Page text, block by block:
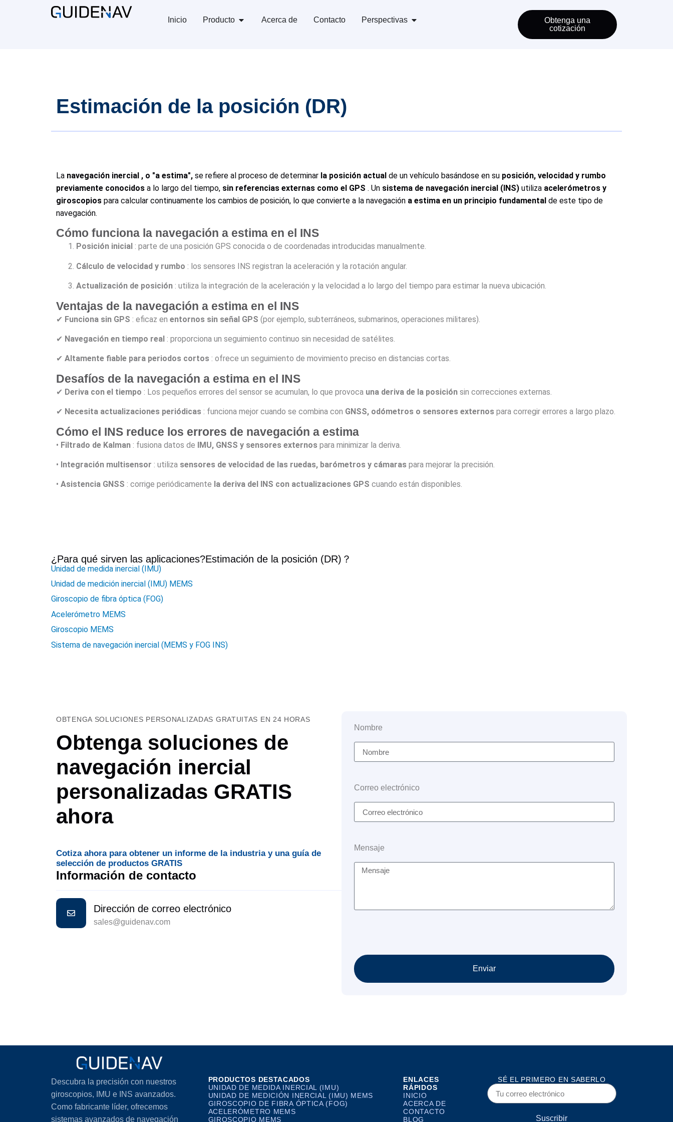
Inicio Producto Acerca de Contacto Perspectivas
Obtenga una
cotización
Estimación de la posición (DR)
La navegación inercial , o "a estima", se refiere al proceso de determinar la posición actual de un vehículo basándose en su posición, velocidad y rumbo
previamente conocidos a lo largo del tiempo, sin referencias externas como el GPS . Un sistema de navegación inercial (INS) utiliza acelerómetros y
giroscopios para calcular continuamente los cambios de posición, lo que convierte a la navegación a estima en un principio fundamental de este tipo de
navegación.
Cómo funciona la navegación a estima en el INS
Posición inicial : parte de una posición GPS conocida o de coordenadas introducidas manualmente.
Cálculo de velocidad y rumbo : los sensores INS registran la aceleración y la rotación angular.
Actualización de posición : utiliza la integración de la aceleración y la velocidad a lo largo del tiempo para estimar la nueva ubicación.
Ventajas de la navegación a estima en el INS
✔ Funciona sin GPS : eficaz en entornos sin señal GPS (por ejemplo, subterráneos, submarinos, operaciones militares).
✔ Navegación en tiempo real : proporciona un seguimiento continuo sin necesidad de satélites.
✔ Altamente fiable para periodos cortos : ofrece un seguimiento de movimiento preciso en distancias cortas.
Desafíos de la navegación a estima en el INS
✔ Deriva con el tiempo : Los pequeños errores del sensor se acumulan, lo que provoca una deriva de la posición sin correcciones externas.
✔ Necesita actualizaciones periódicas : funciona mejor cuando se combina con GNSS, odómetros o sensores externos para corregir errores a largo plazo.
Cómo el INS reduce los errores de navegación a estima
• Filtrado de Kalman : fusiona datos de IMU, GNSS y sensores externos para minimizar la deriva.
• Integración multisensor : utiliza sensores de velocidad de las ruedas, barómetros y cámaras para mejorar la precisión.
• Asistencia GNSS : corrige periódicamente la deriva del INS con actualizaciones GPS cuando están disponibles.
¿Para qué sirven las aplicaciones?Estimación de la posición (DR) ？
Unidad de medida inercial (IMU)
Unidad de medición inercial (IMU) MEMS
Giroscopio de fibra óptica (FOG)
Acelerómetro MEMS
Giroscopio MEMS
Sistema de navegación inercial (MEMS y FOG INS)
OBTENGA SOLUCIONES PERSONALIZADAS GRATUITAS EN 24 HORAS
Obtenga soluciones de
navegación inercial
personalizadas GRATIS
ahora
Cotiza ahora para obtener un informe de la industria y una guía de
selección de productos GRATIS
Información de contacto
Dirección de correo electrónico
sales@guidenav.com
Nombre
Correo electrónico
Mensaje
Enviar
Descubra la precisión con nuestros
giroscopios, IMU e INS avanzados.
Como fabricante líder, ofrecemos
sistemas avanzados de navegación
PRODUCTOS DESTACADOS
UNIDAD DE MEDIDA INERCIAL (IMU)
UNIDAD DE MEDICIÓN INERCIAL (IMU) MEMS
GIROSCOPIO DE FIBRA ÓPTICA (FOG)
ACELERÓMETRO MEMS
GIROSCOPIO MEMS
ENLACES
RÁPIDOS
INICIO
ACERCA DE
CONTACTO
BLOG
SÉ EL PRIMERO EN SABERLO
Suscribir